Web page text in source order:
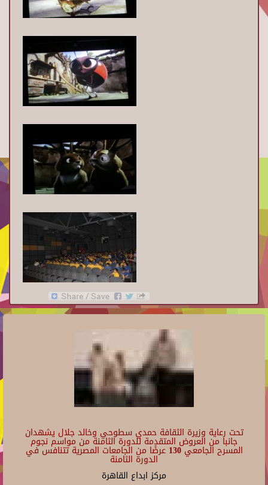
تحت رعاية وزيرة الثقافة حمدي سطوحي وخالد جلال يشهدان
جانبا من العروض المتقدمة للدورة الثامنة من مواسم نجوم
المسرح الجامعي 130 عرضًا من الجامعات المصرية تتنافس في
الدورة الثامنة
مركز ابداع القاهرة